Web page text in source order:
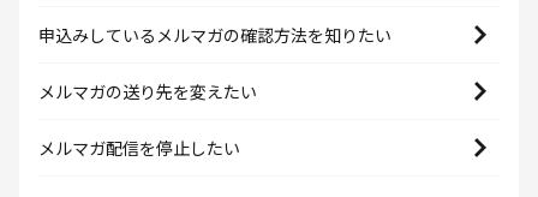
申込みしているメルマガの確認方法を知りたい
メルマガの送り先を変えたい
メルマガ配信を停止したい